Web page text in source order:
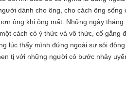
dành cho ông, cho cách ông sống
ông khi ông mất. Những ngày tháng
cách có ý thức và vô thức, cố gắng
lúc thấy mình đứng ngoài sự sôi
tị với những người có bước nhảy